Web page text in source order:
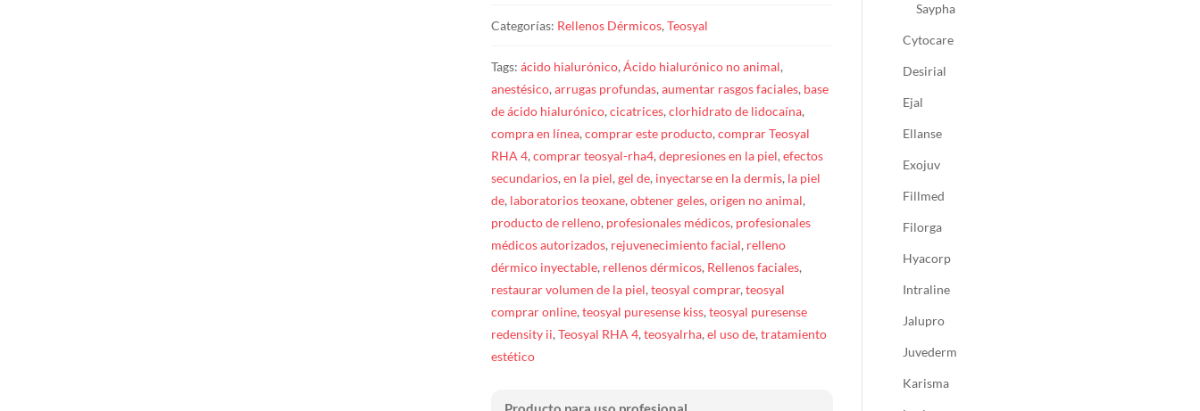
Categorías: Rellenos Dérmicos, Teosyal
Tags: ácido hialurónico, Ácido hialurónico no animal,
anestésico, arrugas profundas, aumentar rasgos faciales, base
de ácido hialurónico, cicatrices, clorhidrato de lidocaína,
compra en línea, comprar este producto, comprar Teosyal
RHA 4, comprar teosyal-rha4, depresiones en la piel, efectos
secundarios, en la piel, gel de, inyectarse en la dermis, la piel
de, laboratorios teoxane, obtener geles, origen no animal,
producto de relleno, profesionales médicos, profesionales
médicos autorizados, rejuvenecimiento facial, relleno
dérmico inyectable, rellenos dérmicos, Rellenos faciales,
restaurar volumen de la piel, teosyal comprar, teosyal
comprar online, teosyal puresense kiss, teosyal puresense
redensity ii, Teosyal RHA 4, teosyalrha, el uso de, tratamiento
estético
Saypha
Cytocare
Desirial
Ejal
Ellanse
Exojuv
Fillmed
Filorga
Hyacorp
Intraline
Jalupro
Juvederm
Karisma